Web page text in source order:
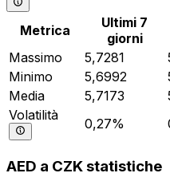
Metrica
Ultimi 7
giorni
Massimo
5,7281
Minimo
5,6992
Media
5,7173
Volatilità
0,27%
AED a CZK statistiche